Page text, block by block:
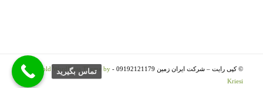
© کپی رایت – شرکت ایران زمین 09192121179 -
Enfold WordPress Theme by
Kriesi
تماس بگيريد